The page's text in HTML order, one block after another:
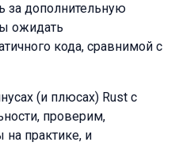
за дополнительную
ожидать
кода, сравнимой с
(и плюсах) Rust с
проверим,
на практике, и